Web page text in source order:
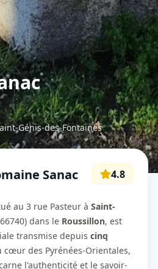
Génis-des-Fontaines
Sanac 4.8
au 3 rue Pasteur à Saint-
dans le Roussillon, est
transmise depuis cinq
cœur des Pyrénées-Orientales,
l'authenticité et le savoir-